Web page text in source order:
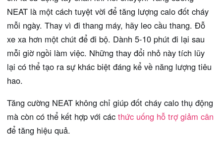
NEAT là một cách tuyệt vời để tăng lượng calo đốt cháy
mỗi ngày. Thay vì đi thang máy, hãy leo cầu thang. Đỗ
xe xa hơn một chút để đi bộ. Dành 5-10 phút đi lại sau
mỗi giờ ngồi làm việc. Những thay đổi nhỏ này tích lũy
lại có thể tạo ra sự khác biệt đáng kể về năng lượng tiêu
hao.
Tăng cường NEAT không chỉ giúp đốt cháy calo thụ động
mà còn có thể kết hợp với các thức uống hỗ trợ giảm cân
để tăng hiệu quả.